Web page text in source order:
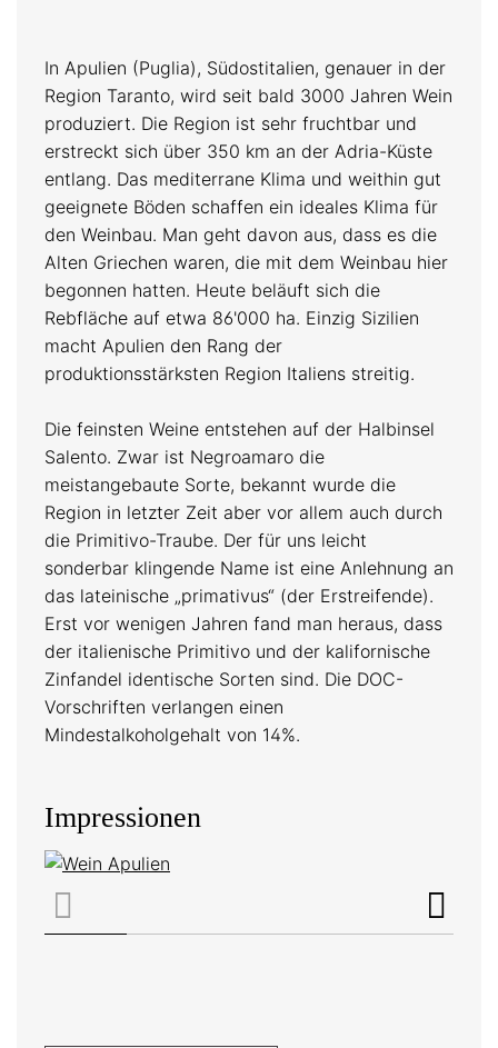
In Apulien (Puglia), Südostitalien, genauer in der
Region Taranto, wird seit bald 3000 Jahren Wein
produziert. Die Region ist sehr fruchtbar und
erstreckt sich über 350 km an der Adria-Küste
entlang. Das mediterrane Klima und weithin gut
geeignete Böden schaffen ein ideales Klima für
den Weinbau. Man geht davon aus, dass es die
Alten Griechen waren, die mit dem Weinbau hier
begonnen hatten. Heute beläuft sich die
Rebfläche auf etwa 86'000 ha. Einzig Sizilien
macht Apulien den Rang der
produktionsstärksten Region Italiens streitig.
Die feinsten Weine entstehen auf der Halbinsel
Salento. Zwar ist Negroamaro die
meistangebaute Sorte, bekannt wurde die
Region in letzter Zeit aber vor allem auch durch
die Primitivo-Traube. Der für uns leicht
sonderbar klingende Name ist eine Anlehnung an
das lateinische „primativus“ (der Erstreifende).
Erst vor wenigen Jahren fand man heraus, dass
der italienische Primitivo und der kalifornische
Zinfandel identische Sorten sind. Die DOC-
Vorschriften verlangen einen
Mindestalkoholgehalt von 14%.
Impressionen